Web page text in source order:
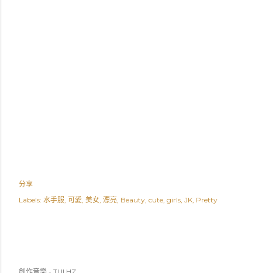
分享
Labels: 水手服 可愛 美女 漂亮 Beauty cute girls JK Pretty